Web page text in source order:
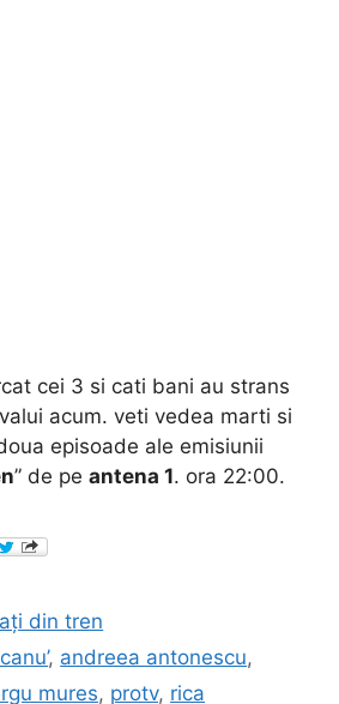
cei 3 si cati bani au strans
acum. veti vedea marti si
episoade ale emisiunii
” de pe antena 1. ora 22:00.
din tren
, andreea antonescu,
mures, protv, rica